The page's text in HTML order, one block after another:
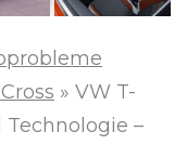
» VW T-
–